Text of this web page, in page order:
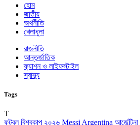
হোম
জাতীয়
অর্থনীতি
খেলাধুলা
রাজনীতি
আন্তর্জাতিক
ফ্যাশন ও লাইফস্টাইল
স্বাস্থ্য
Tags
T
ফুটবল বিশ্বকাপ ২০২৬ Messi Argentina আর্জেন্টিনা